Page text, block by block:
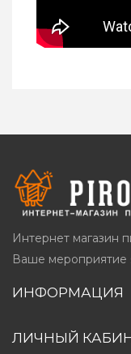
Интернет магазин
Ваше мероприятие
ИНФОРМАЦИЯ
ЛИЧНЫЙ